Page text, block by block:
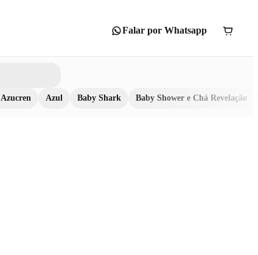
Falar por Whatsapp
Azucren Azul Baby Shark Baby Shower e Chá Revelação